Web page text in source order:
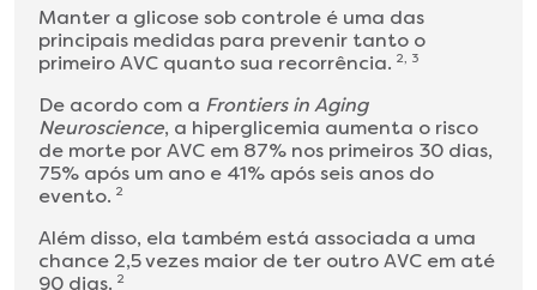
Manter a glicose sob controle é uma das
principais medidas para prevenir tanto o
primeiro AVC quanto sua recorrência. 2, 3
De acordo com a Frontiers in Aging
Neuroscience, a hiperglicemia aumenta o risco
de morte por AVC em 87% nos primeiros 30 dias,
75% após um ano e 41% após seis anos do
evento. 2
Além disso, ela também está associada a uma
chance 2,5 vezes maior de ter outro AVC em até
90 dias. 2